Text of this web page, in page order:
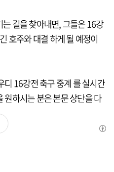
길을 찾아내면, 그들은 16강
호주와 대결 하게 될 예정이
디 16강전 축구 중계 를 실시간
원하시는 분은 본문 상단을 다